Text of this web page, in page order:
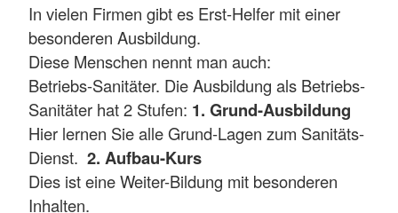
In vielen Firmen gibt es Erst-Helfer mit einer
besonderen Ausbildung.
Diese Menschen nennt man auch:
Betriebs-Sanitäter. Die Ausbildung als Betriebs-
Sanitäter hat 2 Stufen: 1. Grund-Ausbildung
Hier lernen Sie alle Grund-Lagen zum Sanitäts-
Dienst. 2. Aufbau-Kurs
Dies ist eine Weiter-Bildung mit besonderen
Inhalten.